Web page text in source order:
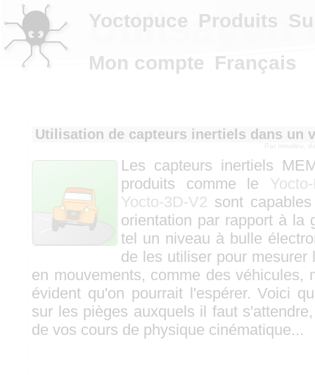
Utilisation
Utilisation de capteurs inertiels dans un
Par
Les capteurs inertiels
produits comme le
Yocto-3D-V2 sont
orientation par rapport à la
tel un niveau à bulle
de les utiliser pour mesurer
en mouvements, comme des véhicules,
évident qu'on pourrait l'espérer. Voici
sur les pièges auxquels il faut
de vos cours de physique cinématique...
Yoctopuce Produits
Mon compte Français